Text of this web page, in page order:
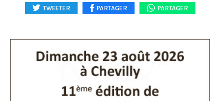
TWEETER PARTAGER PARTAGER